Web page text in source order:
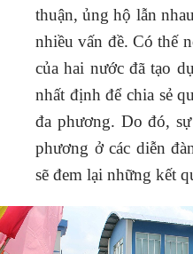
thuận, ủng hộ lẫn
nhiều vấn đề. Có thế
của hai nước đã tạo
nhất định để chia sẻ
đa phương. Do đó,
phương ở các diễn
sẽ đem lại những kết